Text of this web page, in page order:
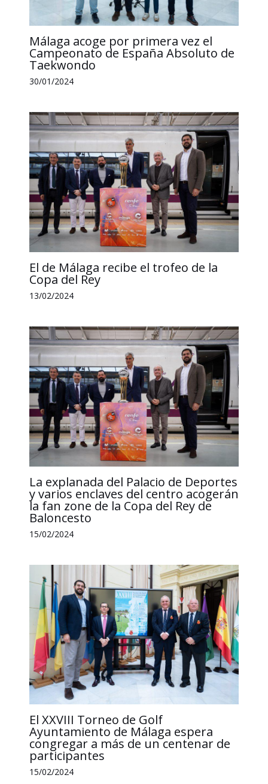
Málaga acoge por primera vez el
Campeonato de España Absoluto de
Taekwondo
30/01/2024
El de Málaga recibe el trofeo de la
Copa del Rey
13/02/2024
La explanada del Palacio de Deportes
y varios enclaves del centro acogerán
la fan zone de la Copa del Rey de
Baloncesto
15/02/2024
El XXVIII Torneo de Golf
Ayuntamiento de Málaga espera
congregar a más de un centenar de
participantes
15/02/2024